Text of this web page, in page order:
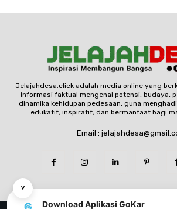
˅
Download Aplikasi GoKar
Jelajahdesa.click adalah media online yang
informasi faktual mengenai potensi, budaya,
dinamika kehidupan pedesaan, guna
edukatif, inspiratif, dan bermanfaat bagi
Email :